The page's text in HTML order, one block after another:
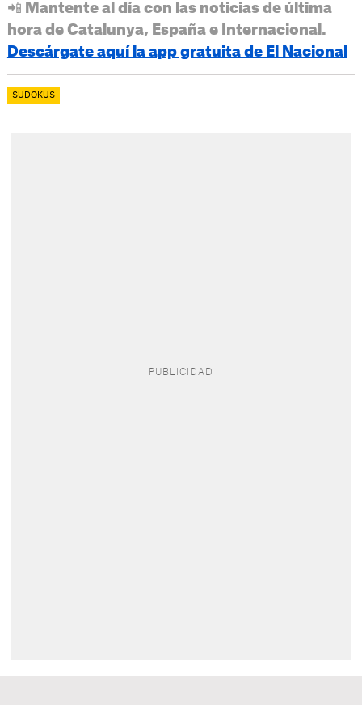
📲 Mantente al día con las noticias de última
hora de Catalunya, España e Internacional.
Descárgate aquí la app gratuita de El Nacional
SUDOKUS